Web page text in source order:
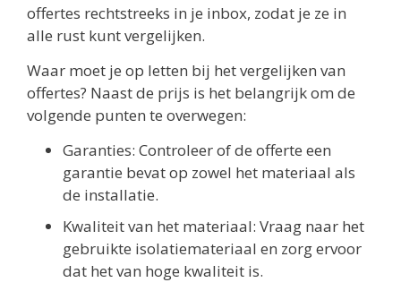
offertes rechtstreeks in je inbox, zodat je ze in
alle rust kunt vergelijken.
Waar moet je op letten bij het vergelijken van
offertes? Naast de prijs is het belangrijk om de
volgende punten te overwegen:
Garanties: Controleer of de offerte een
garantie bevat op zowel het materiaal als
de installatie.
Kwaliteit van het materiaal: Vraag naar het
gebruikte isolatiemateriaal en zorg ervoor
dat het van hoge kwaliteit is.